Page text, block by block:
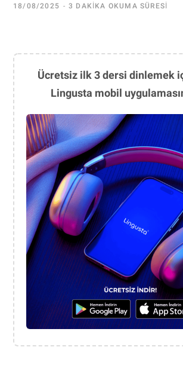
18/08/2025 3 DAKIKA OKUMA SÜRESI
Ücretsiz ilk 3 dersi dinlemek
Lingusta mobil